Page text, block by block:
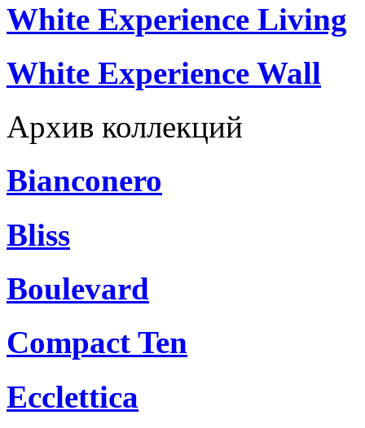
White Experience Living
White Experience Wall
Архив коллекций
Bianconero
Bliss
Boulevard
Compact Ten
Ecclettica